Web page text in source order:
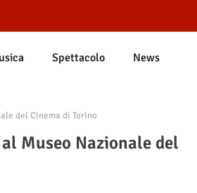
Spettacolo News
del Cinema di Torino
Museo Nazionale del